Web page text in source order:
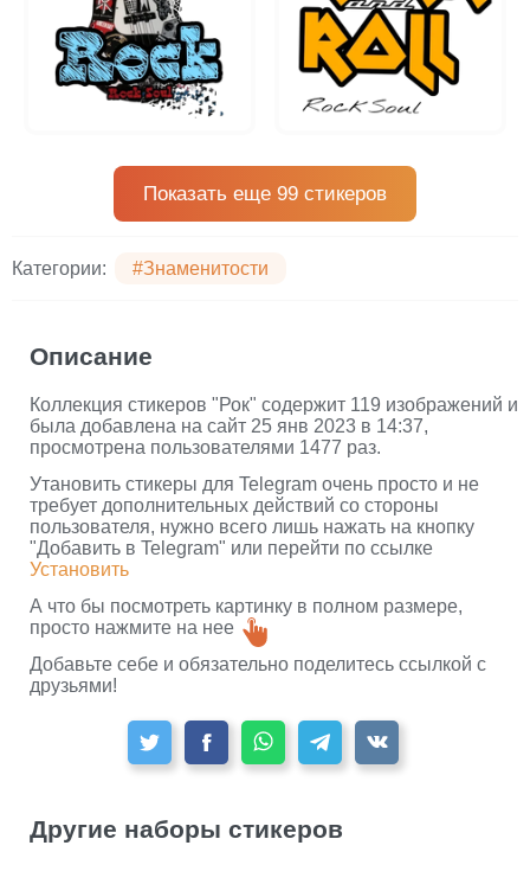
Показать еще 99 стикеров
Категории: #Знаменитости
Описание
Коллекция стикеров "Рок" содержит 119 изображений и
была добавлена на сайт 25 янв 2023 в 14:37,
просмотрена пользователями 1477 раз.
Утановить стикеры для Telegram очень просто и не
требует дополнительных действий со стороны
пользователя, нужно всего лишь нажать на кнопку
"Добавить в Telegram" или перейти по ссылке
Установить
А что бы посмотреть картинку в полном размере,
просто нажмите на нее
Добавьте себе и обязательно поделитесь ссылкой с
друзьями!
Другие наборы стикеров